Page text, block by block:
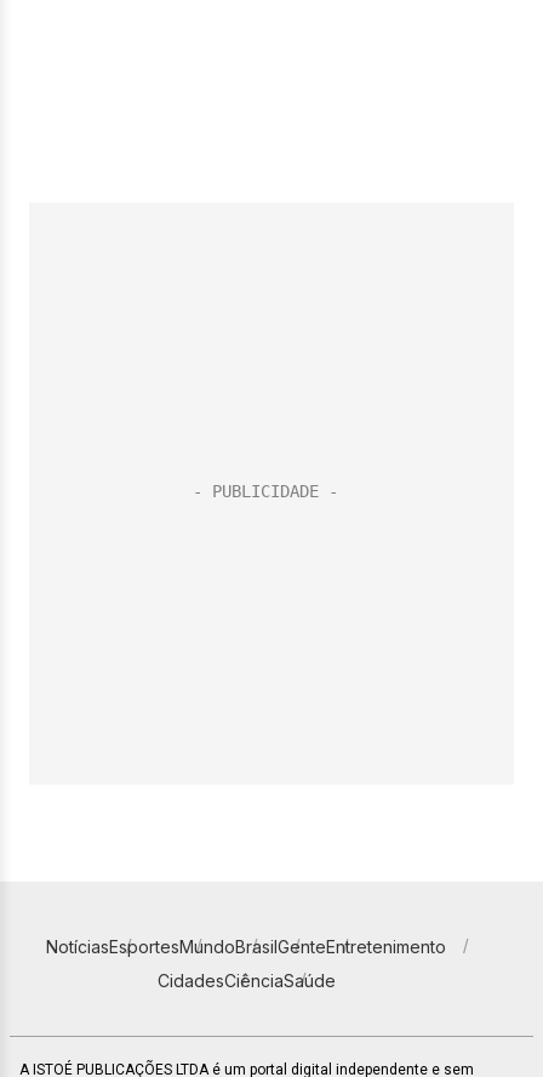
NotíciasEsportesMundoBrasilGenteEntretenimento
CidadesCiênciaSaúde
A ISTOÉ PUBLICAÇÕES LTDA é um portal digital independente e sem